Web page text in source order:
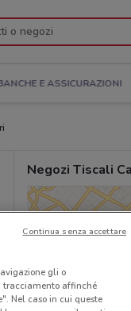
E ASSICURAZIONI
Negozi Tiscali
gli o
tracciamento affinché
Nel caso in cui queste
Continua senza accettare